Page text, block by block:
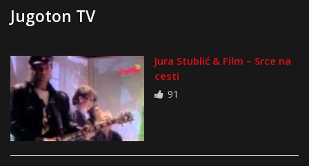
Jugoton TV
Jura Stublić & Film – Srce na
cesti
91